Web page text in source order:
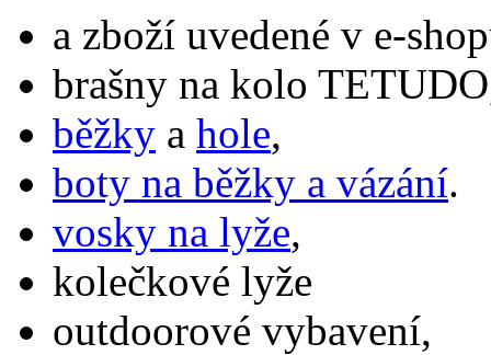
a zboží uvedené v e-
brašny na kolo
běžky a hole,
boty na běžky a vázání.
vosky na lyže,
kolečkové lyže
outdoorové vybavení,